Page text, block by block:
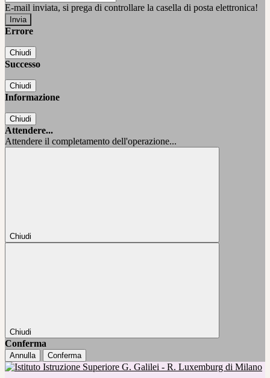
E-mail inviata, si prega di controllare la casella di posta elettronica!
Errore
Chiudi
Successo
Chiudi
Informazione
Chiudi
Attendere...
Attendere il completamento dell'operazione...
Chiudi
Chiudi
Conferma
Annulla Conferma